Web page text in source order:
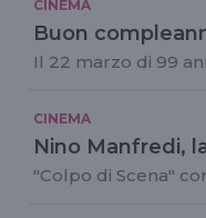
CINEMA
Buon
Il 22 marzo di 99
CINEMA
Nino Manfredi,
"Colpo di Scena"